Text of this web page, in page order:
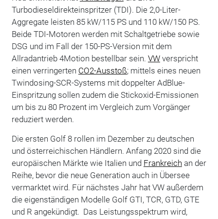
Turbodieseldirekteinspritzer (TDI). Die 2,0-Liter-
Aggregate leisten 85 kW/115 PS und 110 kW/150 PS.
Beide TDI-Motoren werden mit Schaltgetriebe sowie
DSG und im Fall der 150-PS-Version mit dem
Allradantrieb 4Motion bestellbar sein. VW verspricht
einen verringerten CO2-Ausstoß; mittels eines neuen
Twindosing-SCR-Systems mit doppelter AdBlue-
Einspritzung sollen zudem die Stickoxid-Emissionen
um bis zu 80 Prozent im Vergleich zum Vorgänger
reduziert werden.
Die ersten Golf 8 rollen im Dezember zu deutschen
und österreichischen Händlern. Anfang 2020 sind die
europäischen Märkte wie Italien und Frankreich an der
Reihe, bevor die neue Generation auch in Übersee
vermarktet wird. Für nächstes Jahr hat VW außerdem
die eigenständigen Modelle Golf GTI, TCR, GTD, GTE
und R angekündigt. Das Leistungsspektrum wird,